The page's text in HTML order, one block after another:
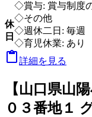
◇賞与: 賞与制度
休
日
◇その他
◇週休二日: 毎週
◇育児休業: あり
詳細を見る
【山口県山
０３番地１